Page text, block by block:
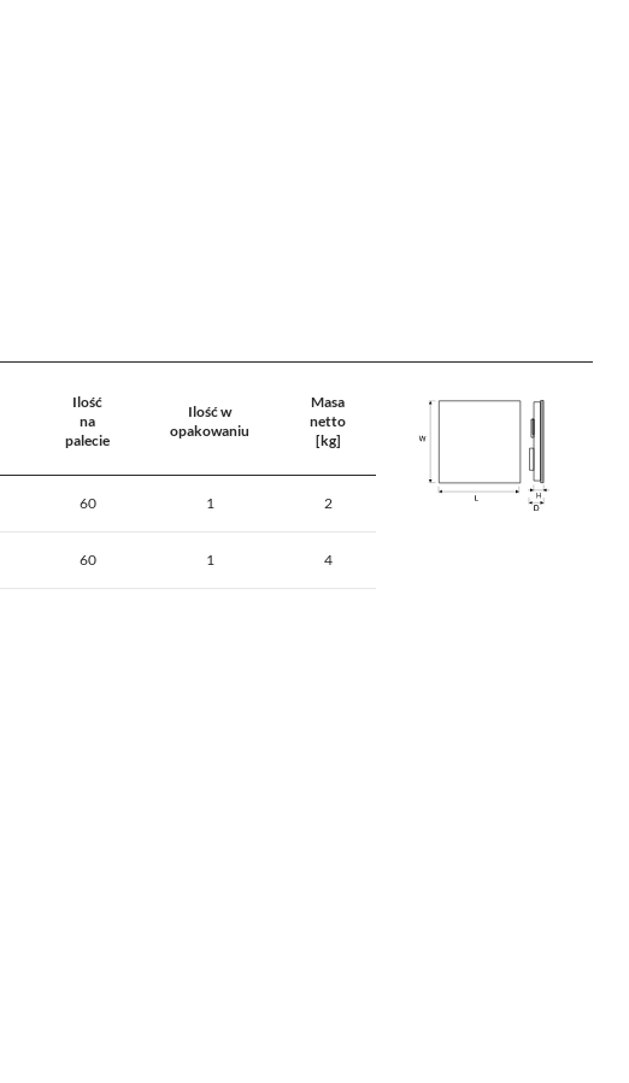
Ilość
na
palecie
Ilość w
opakowaniu
Masa
netto
[kg]
60 1 2
60 1 4